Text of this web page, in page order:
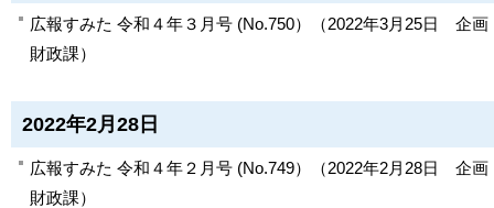
広報すみた 令和４年３月号 (No.750） （2022年3月25日
企画
財政課）
2022年2月28日
広報すみた 令和４年２月号 (No.749） （2022年2月28日
企画
財政課）